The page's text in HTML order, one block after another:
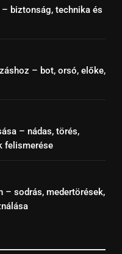
biztonság, technika és
– bot, orsó, előke,
– nádas, törés,
felismerése
– sodrás, medertörések,